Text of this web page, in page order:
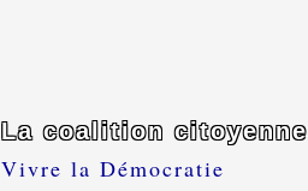
La coalition citoyenne
Vivre la Démocratie